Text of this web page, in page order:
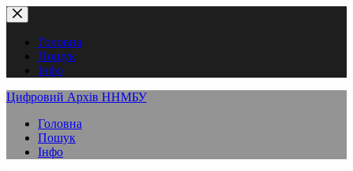
Перейти
до
вмістуГоловна
Пошук
Інфо
Цифровий Архів ННМБУ
Головна
Пошук
Інфо